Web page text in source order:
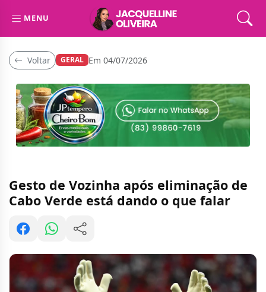
MENU
Voltar GERAL Em 04/07/2026
Gesto de Vozinha após eliminação de
Cabo Verde está dando o que falar